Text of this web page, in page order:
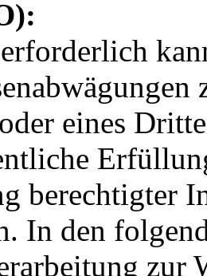
eines
berechtigter
In den
zur